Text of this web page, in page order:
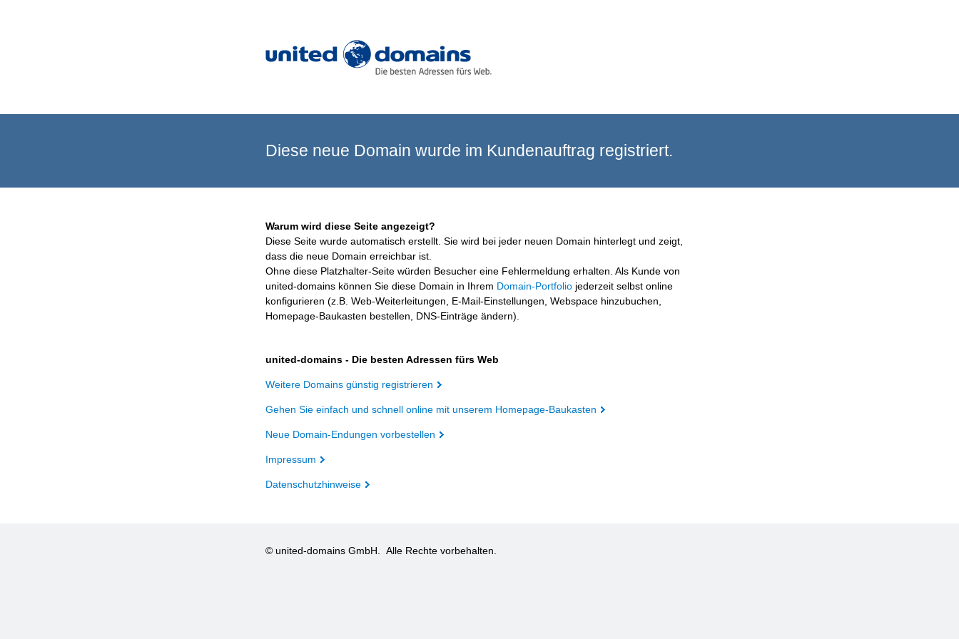
Diese neue Domain wurde im Kundenauftrag registriert.
Warum wird diese Seite angezeigt?
Diese Seite wurde automatisch erstellt. Sie wird bei jeder neuen Domain hinterlegt und zeigt,
dass die neue Domain erreichbar ist.
Ohne diese Platzhalter-Seite würden Besucher eine Fehlermeldung erhalten. Als Kunde von
united-domains können Sie diese Domain in Ihrem Domain-Portfolio jederzeit selbst online
konfigurieren (z.B. Web-Weiterleitungen, E-Mail-Einstellungen, Webspace hinzubuchen,
Homepage-Baukasten bestellen, DNS-Einträge ändern).
united-domains - Die besten Adressen fürs Web
Weitere Domains günstig registrieren
Gehen Sie einfach und schnell online mit unserem Homepage-Baukasten
Neue Domain-Endungen vorbestellen
Impressum
Datenschutzhinweise
© united-domains GmbH. Alle Rechte vorbehalten.